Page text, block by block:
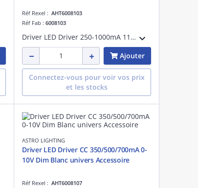
Réf Rexel : AHT6008103
Réf Fab : 6008103
Driver LED Driver 250-1000mA 110-277V (Built) Gris clair référence 6008103 univers Accessoire
Ajouter
Connectez-vous pour voir vos prix
et les stocks
ASTRO LIGHTING
Driver LED Driver CC 350/500/700mA 0-
10V Dim Blanc univers Accessoire
Réf Rexel : AHT6008107